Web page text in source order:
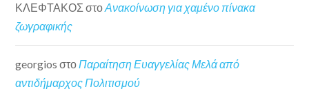
ΚΛΕΦΤΑΚΟΣ στοΑνακοίνωση για χαμένο πίνακα
ζωγραφικής
georgios στοΠαραίτηση Ευαγγελίας Μελά από
αντιδήμαρχος Πολιτισμού